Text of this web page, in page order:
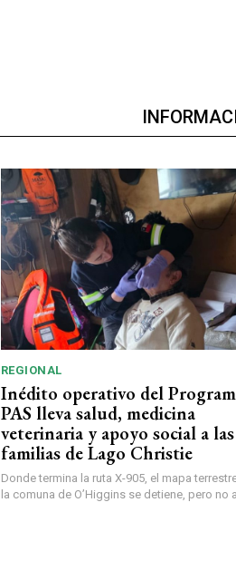
REGIONAL
Inédito operativo del
PAS lleva salud, medicina
veterinaria y apoyo social a las
familias de Lago Christie
Donde termina la ruta X-905, el mapa
la comuna de O’Higgins se detiene, pero no